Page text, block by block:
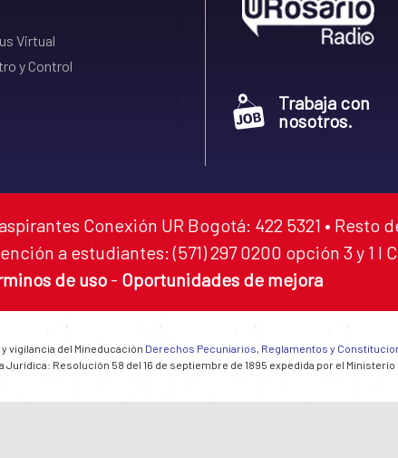
Virtual
y Control
Trabaja con
nosotros.
Conexión UR Bogotá: 422 5321 • Resto
a estudiantes: (571) 297 0200 opción 3 y 1 I
de uso - Oportunidades de mejora
vigilancia del Mineducación Derechos Pecuniarios, Reglamentos y
Jurídica: Resolución 58 del 16 de septiembre de 1895 expedida por el Ministerio